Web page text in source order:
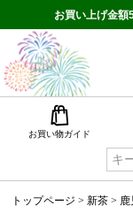
お買い上げ金額
お買い物ガイド
トップページ 新茶 鹿